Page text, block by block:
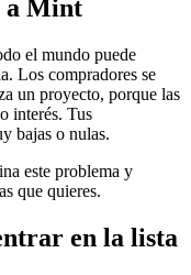
a Mint
el mundo puede
Los compradores se
un proyecto, porque las
interés. Tus
bajas o nulas.
este problema y
que quieres.
en la lista